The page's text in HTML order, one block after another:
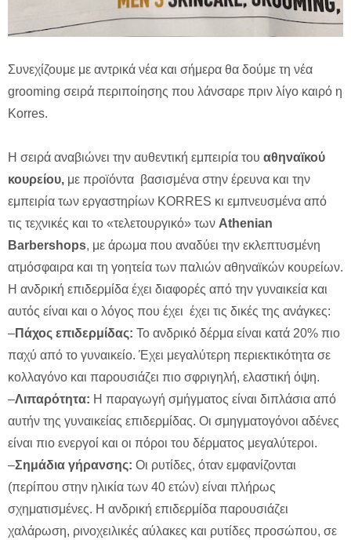
Συνεχίζουμε με αντρικά νέα και σήμερα θα δούμε τη νέα
grooming σειρά περιποίησης που λάνσαρε πριν λίγο καιρό η
Korres.
Η σειρά αναβιώνει την αυθεντική εμπειρία του αθηναϊκού
κουρείου, με προϊόντα βασισμένα στην έρευνα και την
εμπειρία των εργαστηρίων KORRES κι εμπνευσμένα από
τις τεχνικές και το «τελετουργικό» των Athenian
Barbershops, με άρωμα που αναδύει την εκλεπτυσμένη
ατμόσφαιρα και τη γοητεία των παλιών αθηναϊκών κουρείων.
Η ανδρική επιδερμίδα έχει διαφορές από την γυναικεία και
αυτός είναι και ο λόγος που έχει έχει τις δικές της ανάγκες:
–Πάχος επιδερμίδας: Το ανδρικό δέρμα είναι κατά 20% πιο
παχύ από το γυναικείο. Έχει μεγαλύτερη περιεκτικότητα σε
κολλαγόνο και παρουσιάζει πιο σφριγηλή, ελαστική όψη.
–Λιπαρότητα: Η παραγωγή σμήγματος είναι διπλάσια από
αυτήν της γυναικείας επιδερμίδας. Οι σμηγματογόνοι αδένες
είναι πιο ενεργοί και οι πόροι του δέρματος μεγαλύτεροι.
–Σημάδια γήρανσης: Οι ρυτίδες, όταν εμφανίζονται
(περίπου στην ηλικία των 40 ετών) είναι πλήρως
σχηματισμένες. Η ανδρική επιδερμίδα παρουσιάζει
χαλάρωση, ρινοχειλικές αύλακες και ρυτίδες προσώπου, σε